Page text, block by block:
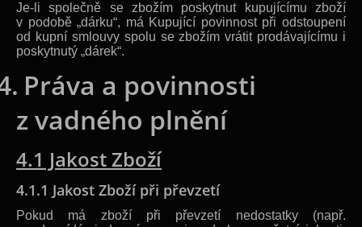
Je-li společně se zbožím poskytnut kupujícímu zboží
v podobě „dárku“, má Kupující povinnost při odstoupení
od kupní smlouvy spolu se zbožím vrátit prodávajícímu i
poskytnutý „dárek“.
Práva a povinnosti
z vadného plnění
4.1 Jakost Zboží
4.1.1 Jakost Zboží při převzetí
Pokud má zboží při převzetí nedostatky (např.